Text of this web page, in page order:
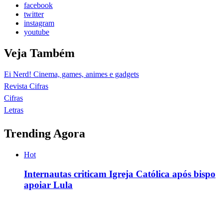
facebook
twitter
instagram
youtube
Veja Também
Ei Nerd! Cinema, games, animes e gadgets
Revista Cifras
Cifras
Letras
Trending Agora
Hot
Internautas criticam Igreja Católica após bispo
apoiar Lula